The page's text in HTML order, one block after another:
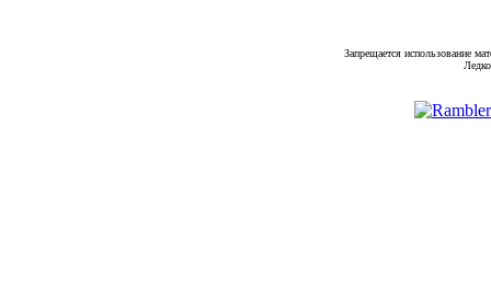
Запрещается использование